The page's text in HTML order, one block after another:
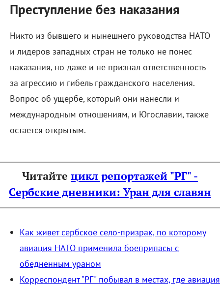
Преступление без наказания
Никто из бывшего и нынешнего руководства НАТО
и лидеров западных стран не только не понес
наказания, но даже и не признал ответственность
за агрессию и гибель гражданского населения.
Вопрос об ущербе, который они нанесли и
международным отношениям, и Югославии, также
остается открытым.
Читайте цикл репортажей "РГ" -
Сербские дневники: Уран для славян
Как живет сербское село-призрак, по которому
авиация НАТО применила боеприпасы с
обедненным ураном
Корреспондент "РГ" побывал в местах, где авиация